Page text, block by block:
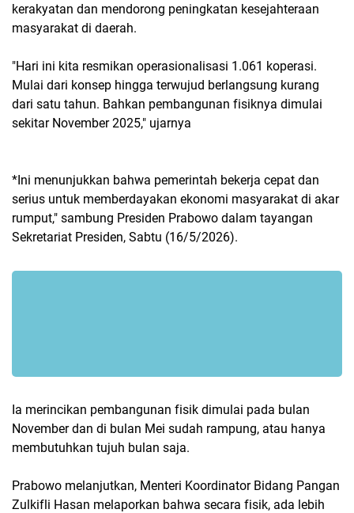
kerakyatan dan mendorong peningkatan kesejahteraan
masyarakat di daerah.
"Hari ini kita resmikan operasionalisasi 1.061 koperasi.
Mulai dari konsep hingga terwujud berlangsung kurang
dari satu tahun. Bahkan pembangunan fisiknya dimulai
sekitar November 2025," ujarnya
*Ini menunjukkan bahwa pemerintah bekerja cepat dan
serius untuk memberdayakan ekonomi masyarakat di akar
rumput," sambung Presiden Prabowo dalam tayangan
Sekretariat Presiden, Sabtu (16/5/2026).
Ia merincikan pembangunan fisik dimulai pada bulan
November dan di bulan Mei sudah rampung, atau hanya
membutuhkan tujuh bulan saja.
Prabowo melanjutkan, Menteri Koordinator Bidang Pangan
Zulkifli Hasan melaporkan bahwa secara fisik, ada lebih